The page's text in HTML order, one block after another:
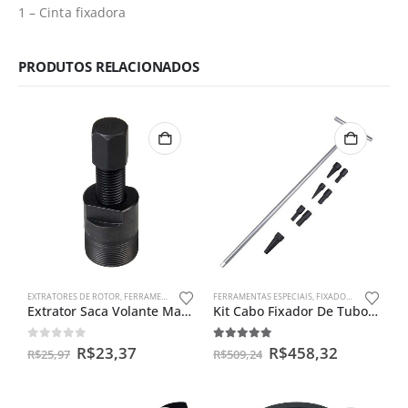
1 – Cinta fixadora
PRODUTOS RELACIONADOS
EXTRATORES DE ROTOR, FERRAMENTAS ESPECIAIS ,SEM CATEGORIA
Extrator Saca Volante Magneto Cg/ml/titan 99
out of 5
R$25,97 R$23,37
FERRAMENTAS ESPECIAIS, FIXADOR DE TUBO
Kit Cabo Fixador De Tubo Interno Bengala + Adaptadores Motos
out of 5
R$509,24 R$458,32